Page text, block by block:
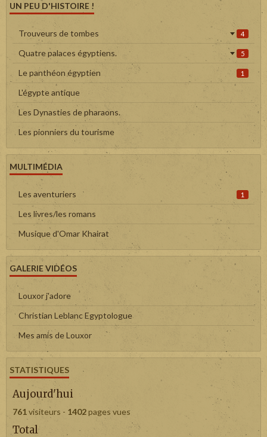
UN PEU D'HISTOIRE !
Trouveurs de tombes 4
Quatre palaces égyptiens. 5
Le panthéon égyptien 1
L'égypte antique
Les Dynasties de pharaons.
Les pionniers du tourisme
MULTIMÉDIA
Les aventuriers 1
Les livres/les romans
Musique d'Omar Khairat
GALERIE VIDÉOS
Louxor j'adore
Christian Leblanc Egyptologue
Mes amis de Louxor
STATISTIQUES
Aujourd'hui
761visiteurs - 1402pages vues
Total